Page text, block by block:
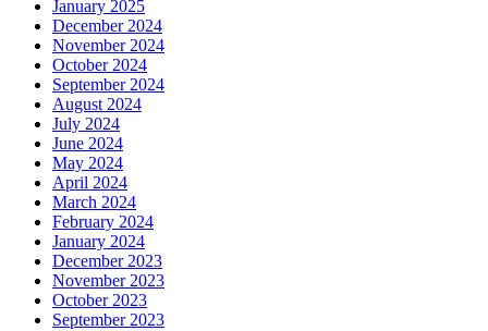
January 2025
December 2024
November 2024
October 2024
September 2024
August 2024
July 2024
June 2024
May 2024
April 2024
March 2024
February 2024
January 2024
December 2023
November 2023
October 2023
September 2023